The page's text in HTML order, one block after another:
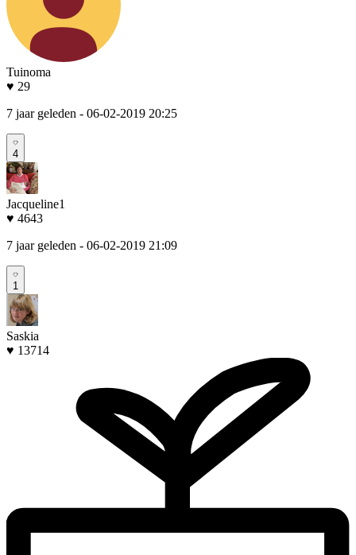
Tuinoma
♥ 29
7 jaar geleden - 06-02-2019 20:25
4
Jacqueline1
♥ 4643
7 jaar geleden - 06-02-2019 21:09
1
Saskia
♥ 13714